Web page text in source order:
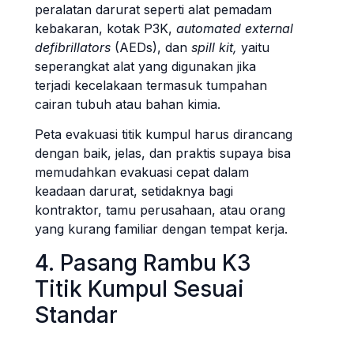
peralatan darurat seperti alat pemadam
kebakaran, kotak P3K, automated external
defibrillators (AEDs), dan spill kit, yaitu
seperangkat alat yang digunakan jika
terjadi kecelakaan termasuk tumpahan
cairan tubuh atau bahan kimia.
Peta evakuasi titik kumpul harus dirancang
dengan baik, jelas, dan praktis supaya bisa
memudahkan evakuasi cepat dalam
keadaan darurat, setidaknya bagi
kontraktor, tamu perusahaan, atau orang
yang kurang familiar dengan tempat kerja.
4. Pasang Rambu K3
Titik Kumpul Sesuai
Standar